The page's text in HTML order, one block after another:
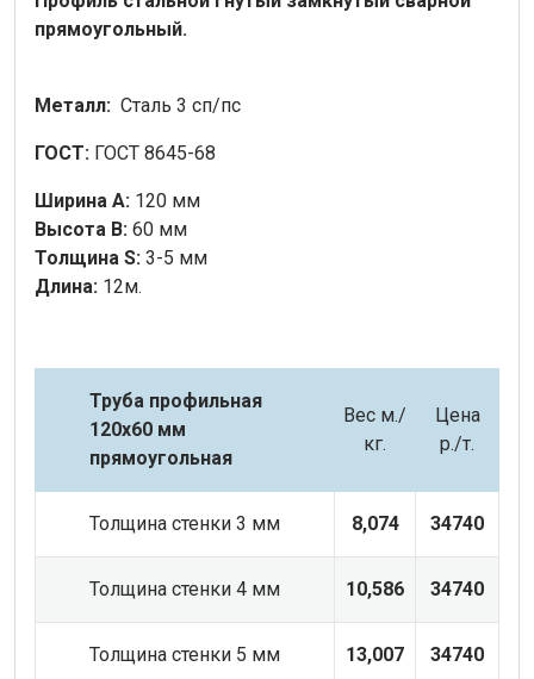
прямоугольный.
Металл: Сталь 3 сп/пс
ГОСТ: ГОСТ 8645-68
Ширина А: 120 мм
Высота B: 60 мм
Толщина S: 3-5 мм
Длина: 12м.
Труба профильная
120х60 мм
прямоугольная
Вес м./
кг.
Цена
р./т.
Толщина стенки 3 мм 8,074 34740
Толщина стенки 4 мм 10,586 34740
Толщина стенки 5 мм 13,007 34740